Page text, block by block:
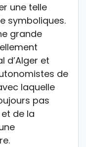
une telle
symboliques.
grande
d’Alger et
de
laquelle
pas
de la